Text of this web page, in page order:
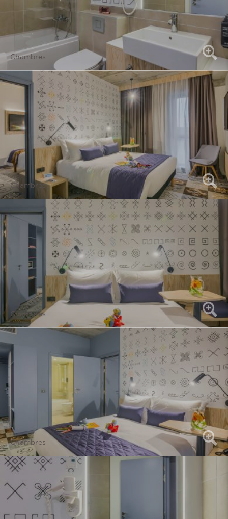
Chambres
Chambres
Chambres
Chambres